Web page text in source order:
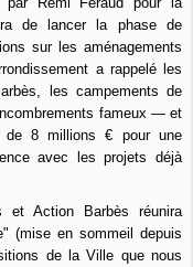
de lancer la phase de
sur les aménagements
a rappelé les
les campements de
fameux — et
de 8 millions € pour une
avec les projets déjà
et Action Barbès réunira
(mise en sommeil depuis
de la Ville que nous